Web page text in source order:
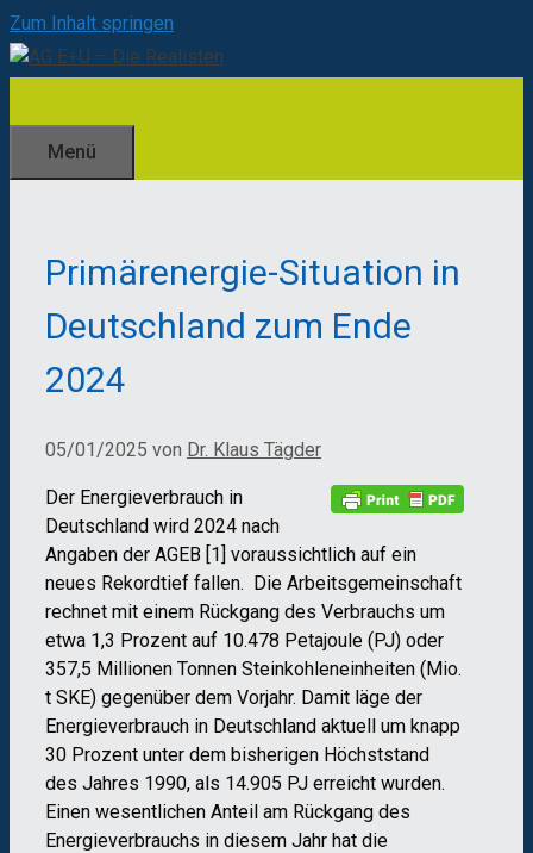
Zum Inhalt springen
Menü
Primärenergie-Situation in
Deutschland zum Ende
2024
05/01/2025 von Dr. Klaus Tägder
Der Energieverbrauch in
Deutschland wird 2024 nach
Angaben der AGEB [1] voraussichtlich auf ein
neues Rekordtief fallen. Die Arbeitsgemeinschaft
rechnet mit einem Rückgang des Verbrauchs um
etwa 1,3 Prozent auf 10.478 Petajoule (PJ) oder
357,5 Millionen Tonnen Steinkohleneinheiten (Mio.
t SKE) gegenüber dem Vorjahr. Damit läge der
Energieverbrauch in Deutschland aktuell um knapp
30 Prozent unter dem bisherigen Höchststand
des Jahres 1990, als 14.905 PJ erreicht wurden.
Einen wesentlichen Anteil am Rückgang des
Energieverbrauchs in diesem Jahr hat die